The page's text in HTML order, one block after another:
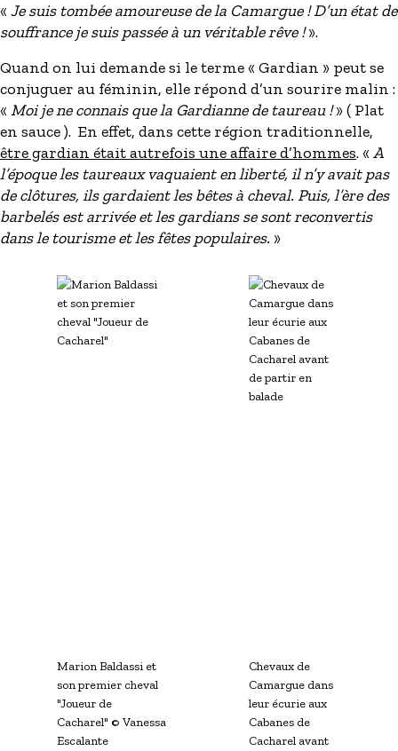
« Je suis tombée amoureuse de la Camargue ! D’un état de
souffrance je suis passée à un véritable rêve !».
Quand on lui demande si le terme « Gardian » peut se
conjuguer au féminin, elle répond d’un sourire malin :
« Moi je ne connais que la Gardianne de taureau !» ( Plat
en sauce ). En effet, dans cette région traditionnelle,
être gardian était autrefois une affaire d’hommes. « A
l’époque les taureaux vaquaient en liberté, il n’y avait pas
de clôtures, ils gardaient les bêtes à cheval. Puis, l’ère des
barbelés est arrivée et les gardians se sont reconvertis
dans le tourisme et les fêtes populaires. »
Image
Marion Baldassi et
son premier cheval
"Joueur de
Cacharel" © Vanessa
Escalante
Image
Chevaux de
Camargue dans
leur écurie aux
Cabanes de
Cacharel avant